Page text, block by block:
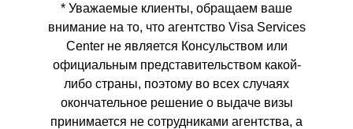
* Уважаемые клиенты, обращаем ваше
внимание на то, что агентство Visa Services
Center не является Консульством или
официальным представительством какой-
либо страны, поэтому во всех случаях
окончательное решение о выдаче визы
принимается не сотрудниками агентства, а